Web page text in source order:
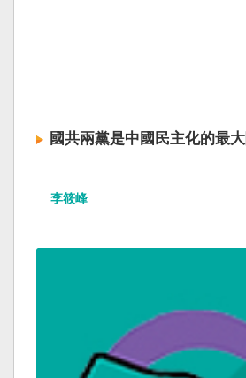
國共兩黨是中國民主化的最
李筱峰